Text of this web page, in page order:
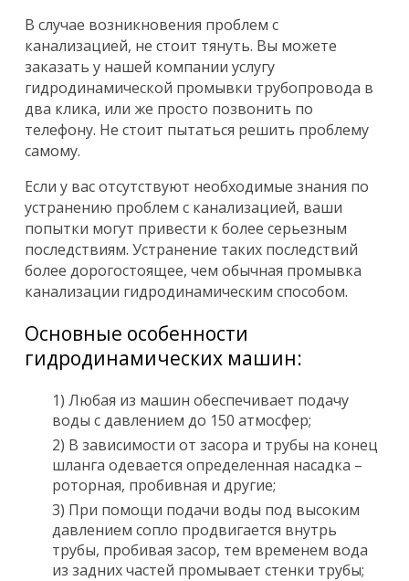
В случае возникновения проблем с
канализацией, не стоит тянуть. Вы можете
заказать у нашей компании услугу
гидродинамической промывки трубопровода в
два клика, или же просто позвонить по
телефону. Не стоит пытаться решить проблему
самому.
Если у вас отсутствуют необходимые знания по
устранению проблем с канализацией, ваши
попытки могут привести к более серьезным
последствиям. Устранение таких последствий
более дорогостоящее, чем обычная промывка
канализации гидродинамическим способом.
Основные особенности
гидродинамических машин:
1) Любая из машин обеспечивает подачу
воды с давлением до 150 атмосфер;
2) В зависимости от засора и трубы на конец
шланга одевается определенная насадка –
роторная, пробивная и другие;
3) При помощи подачи воды под высоким
давлением сопло продвигается внутрь
трубы, пробивая засор, тем временем вода
из задних частей промывает стенки трубы;